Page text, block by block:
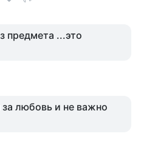
предмета ...это
за любовь и не важно